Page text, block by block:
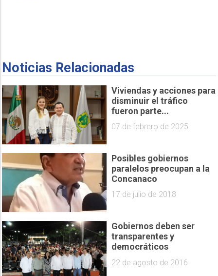
Noticias Relacionadas
Viviendas y acciones para
disminuir el tráfico
fueron parte...
07 de febrero de 2025
Posibles gobiernos
paralelos preocupan a la
Concanaco
17 de julio de 2018
Gobiernos deben ser
transparentes y
democráticos
22 de agosto de 2016